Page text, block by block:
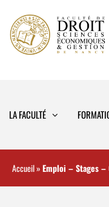
contenu
LA FACULTÉ
Accueil»Emploi – Stages